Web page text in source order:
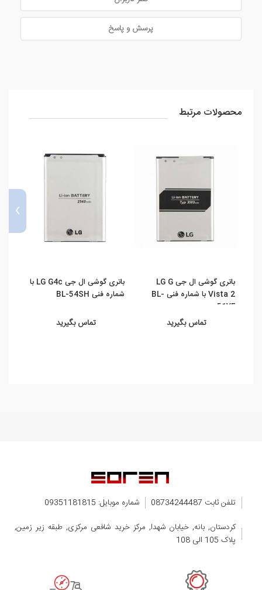
پرسش و پاسخ
محصولات مرتبط
باتری گوشی ال جی LG G
Vista 2 با شماره فنی BL-
51YF
تماس بگیرید
باتری گوشی ال جی LG G4c با
شماره فنی BL-54SH
تماس بگیرید
›
تلفن ثابت 08734244487
شماره موبایل: 09351181815
کردستان, بانه, خیابان شهدا, مرکز خرید شافعی مرکزی, طبقه زیر زمین,
پلاک 105 الی 108